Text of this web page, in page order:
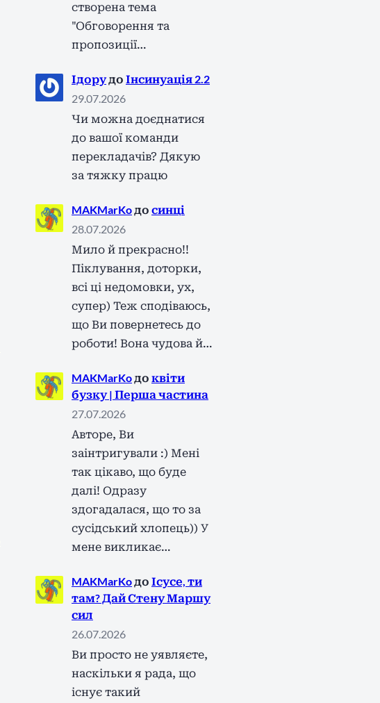
створена тема
"Обговорення та
пропозиції…
Ідорудо Інсинуація 2.2
29.07.2026
Чи можна доєднатися
до вашої команди
перекладачів? Дякую
за тяжку працю
MAKMarKoдо синці
28.07.2026
Мило й прекрасно!!
Піклування, доторки,
всі ці недомовки, ух,
супер) Теж сподіваюсь,
що Ви повернетесь до
роботи! Вона чудова й…
MAKMarKoдо квіти
бузку | Перша частина
27.07.2026
Авторе, Ви
заінтригували :) Мені
так цікаво, що буде
далі! Одразу
здогадалася, що то за
сусідський хлопець)) У
мене викликає…
MAKMarKoдо Ісусе, ти
там? Дай Стену Маршу
сил
26.07.2026
Ви просто не уявляєте,
наскільки я рада, що
існує такий